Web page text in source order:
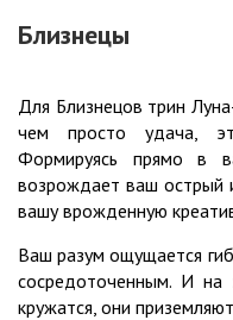
Близнецы
Для Близнецов трин
чем просто удача,
Формируясь прямо в
возрождает ваш острый
вашу врожденную
Ваш разум ощущается
сосредоточенным. И
кружатся, они